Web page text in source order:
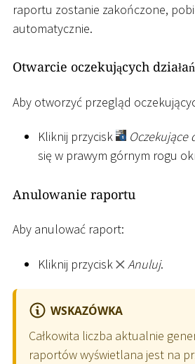
raportu zostanie zakończone,
automatycznie.
Otwarcie oczekujących działań
Aby otworzyć przegląd
Kliknij przycisk Oczekujące
się w prawym górnym rogu
Anulowanie raportu
Aby anulować raport:
Kliknij przycisk Anuluj.
WSKAZÓWKA
Całkowita liczba aktualnie
raportów wyświetlana jest na